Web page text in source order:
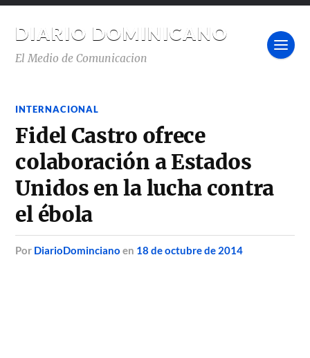
DIARIO DOMINICANO
El Medio de Comunicacion
INTERNACIONAL
Fidel Castro ofrece
colaboración a Estados
Unidos en la lucha contra
el ébola
por DiarioDominciano en 18 de octubre de 2014